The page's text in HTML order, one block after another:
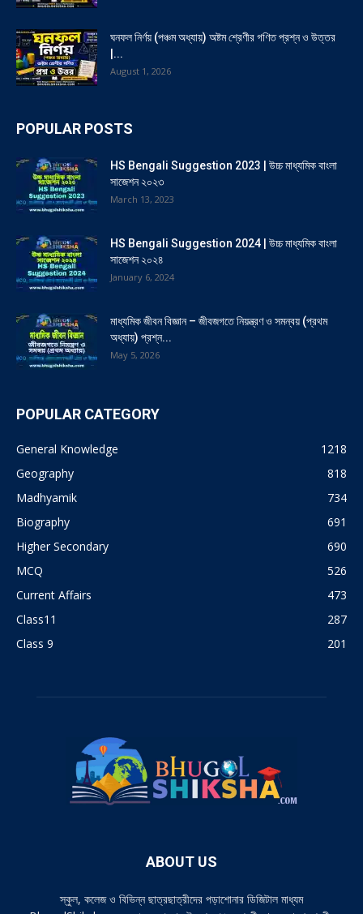
ঘনফল নির্ণয় (পঞ্চম অধ্যায়) অষ্টম শ্রেণীর গণিত প্রশ্ন ও উত্তর
|...
August 1, 2026
POPULAR POSTS
HS Bengali Suggestion 2023 | উচ্চ মাধ্যমিক বাংলা
সাজেশন ২০২৩
March 13, 2023
HS Bengali Suggestion 2024 | উচ্চ মাধ্যমিক বাংলা
সাজেশন ২০২৪
January 6, 2024
মাধ্যমিক জীবন বিজ্ঞান – জীবজগতে নিয়ন্ত্রণ ও সমন্বয় (প্রথম
অধ্যায়) প্রশ্ন...
May 5, 2026
POPULAR CATEGORY
General Knowledge
1218
Geography
818
Madhyamik
734
Biography
691
Higher Secondary
690
MCQ
526
Current Affairs
473
Class11
287
Class 9
201
ABOUT US
স্কুল, কলেজ ও বিভিন্ন ছাত্রছাত্রীদের পড়াশোনার ডিজিটাল মাধ্যম